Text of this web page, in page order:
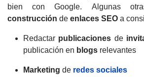
bien con Google. Algunas
construcción de enlaces SEO a
Redactar publicaciones de
publicación en blogs relevantes
Marketing de redes sociales